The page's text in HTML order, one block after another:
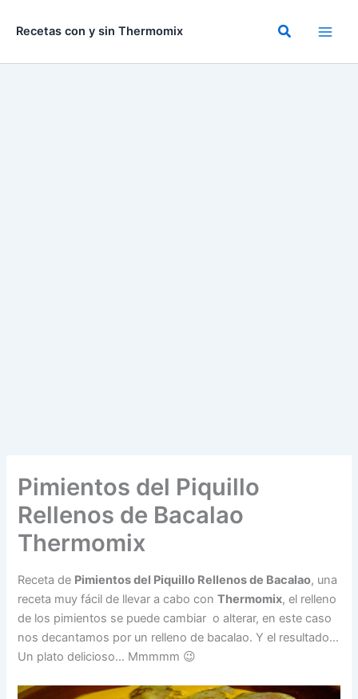
Recetas con y sin Thermomix Buscar
Pimientos del Piquillo
Rellenos de Bacalao
Thermomix
Receta de Pimientos del Piquillo Rellenos de Bacalao, una
receta muy fácil de llevar a cabo conThermomix, el relleno
de los pimientos se puede cambiar o alterar, en este caso
nos decantamos por un relleno de bacalao. Y el resultado…
Un plato delicioso… Mmmmm 😉